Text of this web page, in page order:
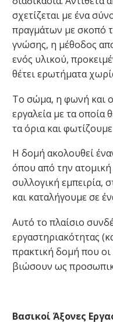
σχετίζεται με ένα
πραγμάτων με σκοπό
γνώσης, η μέθοδος
ενός υλικού,
θέτει ερωτήματα
Το σώμα, η φωνή και ο
εργαλεία με τα οποία
τα όρια και
Η δομή ακολουθεί
όπου από την
συλλογική εμπειρία,
και καταλήγουμε σε
Αυτό το πλαίσιο
εργαστηριακότητας
πρακτική δομή που
βιώσουν ως
Βασικοί Άξονες